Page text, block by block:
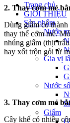
Trang chủ
GIỚI THIỆU
Sản phẩm
Nước
Gia vị
Nước
Giấm
2. Thay cơm mẻ
Dùng giấm có thành
thay thế cơm mẻ.
nhúng giấm (thịt
hay xốt trộn gỏi từ
3. Thay cơm mẻ
Cây khế có nhiều